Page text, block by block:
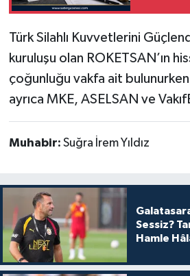
Türk Silahlı Kuvvetlerini
kuruluşu olan ROKETSAN’ın
çoğunluğu vakfa ait
ayrıca MKE, ASELSAN ve
Muhabir: Suğra İrem Yıldız
Sessiz?
Hamle